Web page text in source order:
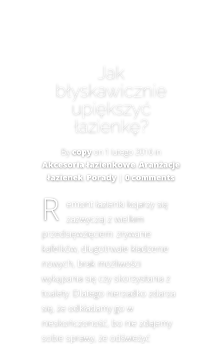
Jak
błyskawicznie
upiększyć
łazienkę?
Bycopyon 1 lutego 2016 in
Akcesoria łazienkowe,Aranżacje
łazienek ,Porady|0 comments
R
emont łazienki kojarzy się
zazwyczaj z wielkim
przedsięwzięciem: zrywanie
kafelków, długotrwałe kładzenie
nowych, brak możliwości
wykąpania się czy skorzystania z
toalety. Dlatego nierzadko zdarza
się, że odkładamy go w
nieskończoność, bo nie zdajemy
sobie sprawy, że odświeżyć